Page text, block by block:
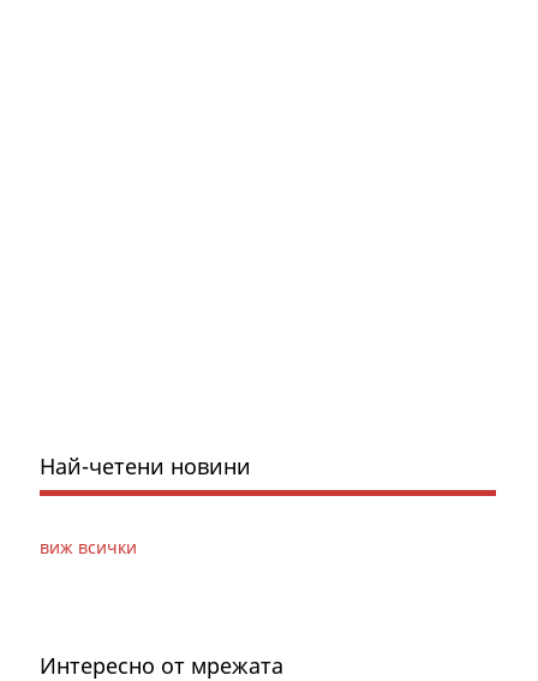
Най-четени новини
виж всички
Интересно от мрежата